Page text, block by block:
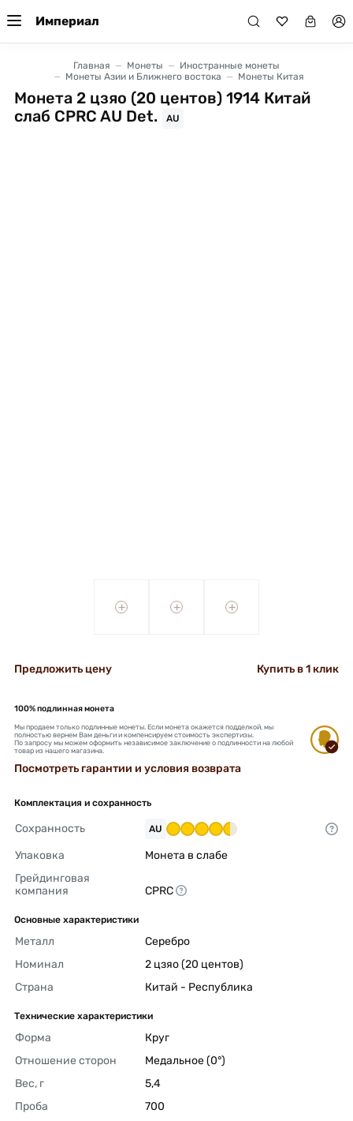
Империал
Главная Монеты
Иностранные монеты
Монеты Азии и Ближнего востока
Монеты Китая
Монета 2 цзяо (20 центов) 1914 Китай
слаб CPRC AU Det.
AU
+ + +
Предложить цену Купить в 1 клик
100% подлинная монета
Мы продаем только подлинные монеты. Если монета окажется подделкой, мы
полностью вернем Вам деньги и компенсируем стоимость экспертизы.
По запросу мы можем оформить независимое заключение о подлинности на любой
товар из нашего магазина.
Посмотреть гарантии и условия возврата
Комплектация и сохранность
Сохранность AU
Упаковка
Монета в слабе
Грейдинговая
компания
CPRC
Основные характеристики
Металл
Серебро
Номинал
2 цзяо (20 центов)
Страна
Китай - Республика
Технические характеристики
Форма
Круг
Отношение сторон
Медальное (0°)
Вес, г
5,4
Проба
700